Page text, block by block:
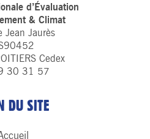
d’Évaluation
& Climat
Jean Jaurès
Cedex
30 31 57
DU SITE